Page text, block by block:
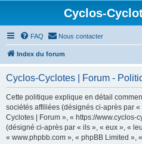
Cyclos-
FAQ Nous contacter
Index du forum
Cyclos-Cyclotes | Forum -
Cette politique explique en détail
sociétés affiliées (désignés ci-après par
Cyclotes | Forum », « https://www.cyclos-
(désigné ci-après par « ils », « eux », «
« www.phpbb.com », « phpBB Limited »,